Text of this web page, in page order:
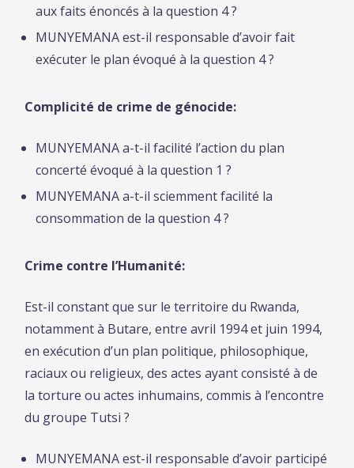
aux faits énoncés à la question 4 ?
MUNYEMANA est-il responsable d’avoir fait
exécuter le plan évoqué à la question 4 ?
Complicité de crime de génocide:
MUNYEMANA a-t-il facilité l’action du plan
concerté évoqué à la question 1 ?
MUNYEMANA a-t-il sciemment facilité la
consommation de la question 4 ?
Crime contre l’Humanité:
Est-il constant que sur le territoire du Rwanda,
notamment à Butare, entre avril 1994 et juin 1994,
en exécution d’un plan politique, philosophique,
raciaux ou religieux, des actes ayant consisté à de
la torture ou actes inhumains, commis à l’encontre
du groupe Tutsi ?
MUNYEMANA est-il responsable d’avoir participé